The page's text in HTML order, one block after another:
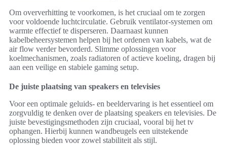
Om oververhitting te voorkomen, is het cruciaal om te zorgen
voor voldoende luchtcirculatie. Gebruik ventilator-systemen om
warmte effectief te disperseren. Daarnaast kunnen
kabelbeheersystemen helpen bij het ordenen van kabels, wat de
air flow verder bevorderd. Slimme oplossingen voor
koelmechanismen, zoals radiatoren of actieve koeling, dragen bij
aan een veilige en stabiele gaming setup.
De juiste plaatsing van speakers en televisies
Voor een optimale geluids- en beeldervaring is het essentieel om
zorgvuldig te denken over de plaatsing speakers en televisies. De
juiste bevestigingsmethoden zijn cruciaal, vooral bij het tv
ophangen. Hierbij kunnen wandbeugels een uitstekende
oplossing bieden voor zowel stabiliteit als stijl.